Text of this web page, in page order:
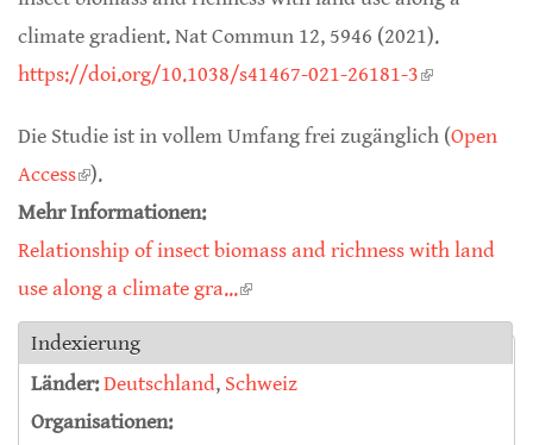
climate gradient. Nat Commun 12, 5946 (2021).
https://doi.org/10.1038/s41467-021-26181-3(link is
Die Studie ist in vollem Umfang frei zugänglich (Open
Access(link is external)
).
Mehr Informationen:
Relationship of insect biomass and richness with land
use along a climate gra...(link is external)
Indexierung
Länder:Deutschland, Schweiz
Organisationen: